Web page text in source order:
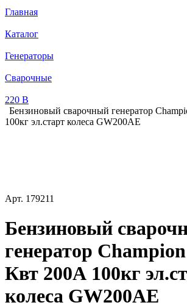
Главная
Каталог
Генераторы
Сварочные
220 В
Бензиновый сварочный генератор
100кг эл.старт колеса GW200AE
Арт. 179211
Бензиновый
генератор
Квт 200А 100кг
колеса GW200AE